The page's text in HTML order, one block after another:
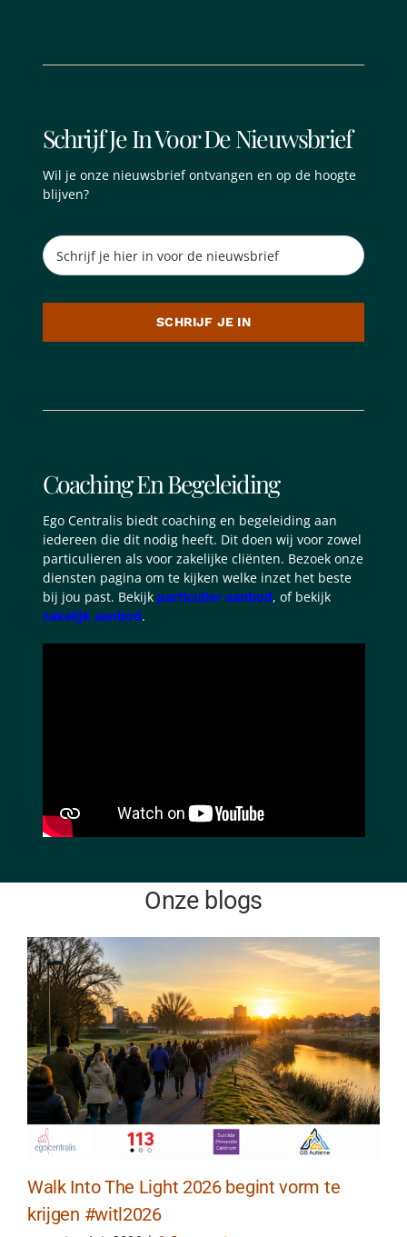
Schrijf Je In Voor De Nieuwsbrief
Wil je onze nieuwsbrief ontvangen en op de hoogte
blijven?
SCHRIJF JE IN
Coaching En Begeleiding
Ego Centralis biedt coaching en begeleiding aan
iedereen die dit nodig heeft. Dit doen wij voor zowel
particulieren als voor zakelijke cliënten. Bezoek onze
diensten pagina om te kijken welke inzet het beste
bij jou past. Bekijkparticulier aanbod, of bekijk
zakelijk aanbod.
Onze blogs
Walk Into The Light 2026 begint vorm te
krijgen #witl2026